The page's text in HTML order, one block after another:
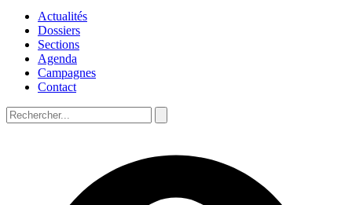
Actualités
Dossiers
Sections
Agenda
Campagnes
Contact